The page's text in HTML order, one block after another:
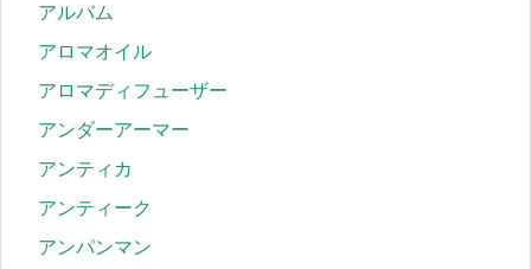
アルバム
アロマオイル
アロマディフューザー
アンダーアーマー
アンティカ
アンティーク
アンパンマン